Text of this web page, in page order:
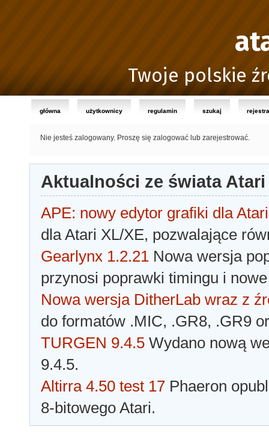
Twoje polskie
główna użytkownicy regulamin szukaj
Nie jesteś zalogowany. Proszę się zalogować lub zarejestrować.
Aktualności ze świata Atari
APE: nowy edytor grafiki dla Atari
dla Atari XL/XE, pozwalające
Gearlynx 1.2.21 Nowa wersja
przynosi poprawki timingu i
Nowa wersja DitherLab wraz z
do formatów .MIC, .GR8, .GR9
TURGEN 9.4.5 Wydano nową
9.4.5.
Altirra 4.50 test 17 Phaeron
8-bitowego Atari.